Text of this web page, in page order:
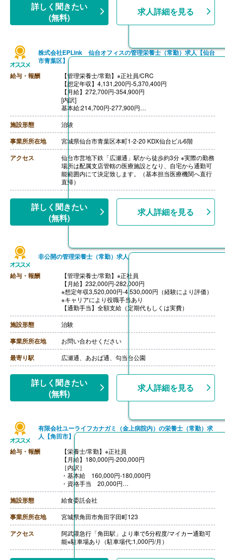
詳しく聞きたい
(無料)
求人詳細を見る
株式会社EPLink 仙台オフィスの管理栄養士（常勤）求人【仙台
市青葉区】
給与・報酬
【管理栄養士/常勤】※正社員/CRC
【想定年収】4,131,200円-5,370,400円
【月給】272,700円-354,900円
[内訳]
基本給:214,700円-277,900円
CRC手当:58,000円-77,000円
【賞与】年2回（計4.00ヶ月分）※前年度実績
【通勤手当】有り
【寮・託児所】無し
施設形態 治験
事業所所在地 宮城県仙台市青葉区本町1-2-20 KDX仙台ビル6階
アクセス
仙台市営地下鉄「広瀬通」駅から徒歩約3分 ※実際の勤務
場所は配属支店管轄の医療施設となり、自宅から通勤可
能範囲内にて決定致します。（基本担当医療機関へ直行
直帰）
詳しく聞きたい
(無料)
求人詳細を見る
非公開の管理栄養士（常勤）求人
給与・報酬
【管理栄養士/常勤】※正社員
【月給】232,000円-282,000円
※想定年収3,520,000円-4,530,000円（経験により評価）
※キャリアにより役職手当あり
【通勤手当】全額支給（定期代もしくは実費）
施設形態 治験
事業所所在地 お問い合わせください
最寄り駅 広瀬通、あおば通、勾当台公園
詳しく聞きたい
(無料)
求人詳細を見る
有限会社ユーライフカナガミ（金上病院内）の栄養士（常勤）求
人【角田市】
給与・報酬
【栄養士/常勤】※正社員
【月給】180,000円-200,000円
［内訳］
・基本給 160,000円-180,000円
・資格手当 20,000円
【賞与】年2回（計4.00ヶ月分）※前年度実績
【通勤手当】あり（上限30,000円/月）
【昇給】あり（年1回）※1月あたり3,000円〜5,000円
（前年度実績）
【退職金】あり※勤続3年以上
施設形態 給食委託会社
事業所所在地 宮城県角田市角田字田町123
アクセス
阿武隈急行「角田駅」より車で5分程度/マイカー通勤可
能※駐車場あり（駐車場代:1,000円/月）